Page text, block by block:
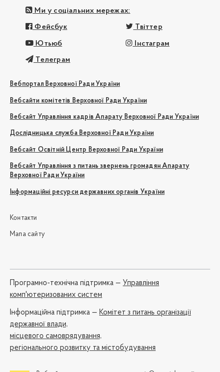
Ми у соціальних мережах:
Фейсбук Твіттер
Ютьюб Інстаграм
Телеграм
Вебпортал Верховної Ради України
Вебсайти комітетів Верховної Ради України
Вебсайт Управління кадрів Апарату Верховної Ради України
Дослідницька служба Верховної Ради України
Вебсайт Освітній Центр Верховної Ради України
Вебсайт Управління з питань звернень громадян Апарату
Верховної Ради України
Інформаційні ресурси державних органів України
Контакти
Мапа сайту
Програмно-технічна підтримка — Управління
комп'ютеризованих систем
Iнформаційна підтримка — Комітет з питань організації
державної влади,
місцевого самоврядування,
регіонального розвитку та містобудування